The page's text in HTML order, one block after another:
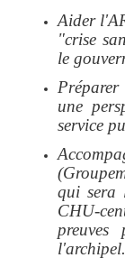
Aider
"crise
le
une
service
qui sera
CHU-